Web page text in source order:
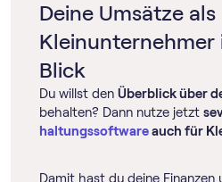
Deine Umsätze als
Kleinunternehmer
Blick
Du willst den Überblick über
behalten? Dann nutze jetzt
haltungs­softwareauch für
Damit hast du deine Finanzen